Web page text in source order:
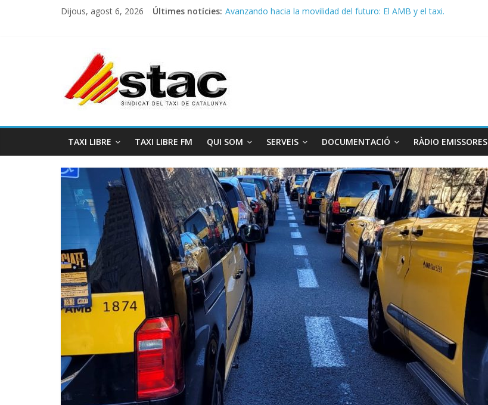
Dijous, agost 6, 2026 Últimes notícies: Avanzando hacia la movilidad del futuro: El AMB y el taxi.
TAXI LIBRE TAXI LIBRE FM QUI SOM SERVEIS DOCUMENTACIÓ RÀDIO EMISSORES